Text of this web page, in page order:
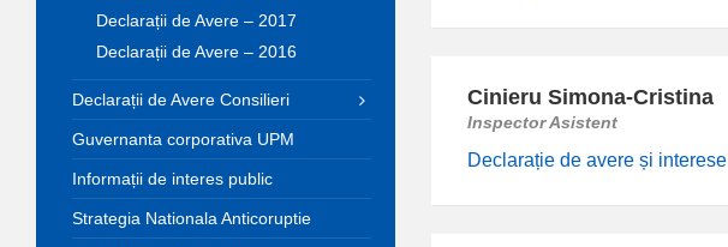
Cinieru Simona-Cristina
Inspector Asistent
Declarație de avere și interese
Declarații de Avere – 2017
Declarații de Avere – 2016
Declarații de Avere Consilieri
Guvernanta corporativa UPM
Informații de interes public
Strategia Nationala Anticoruptie